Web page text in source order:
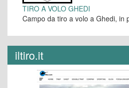
TIRO A VOLO GHEDI
Campo da tiro a volo a Ghedi, in
iltiro.it